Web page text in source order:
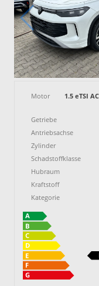
Motor
1.5 eTSI
Getriebe
Antriebsachse
Zylinder
Schadstoffklasse
Hubraum
Kraftstoff
Kategorie